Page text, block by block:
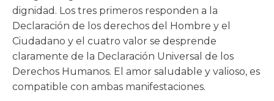
dignidad. Los tres primeros responden a la
Declaración de los derechos del Hombre y el
Ciudadano y el cuatro valor se desprende
claramente de la Declaración Universal de los
Derechos Humanos. El amor saludable y valioso, es
compatible con ambas manifestaciones.